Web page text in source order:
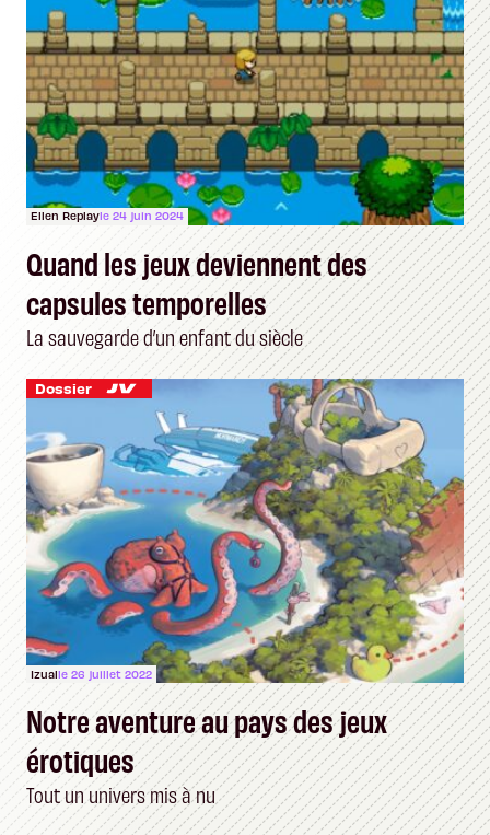
Ellen Replayle 24 juin 2024
Quand les jeux deviennent des
capsules temporelles
La sauvegarde d’un enfant du siècle
Dossier
Izualle 26 juillet 2022
Notre aventure au pays des jeux
érotiques
Tout un univers mis à nu